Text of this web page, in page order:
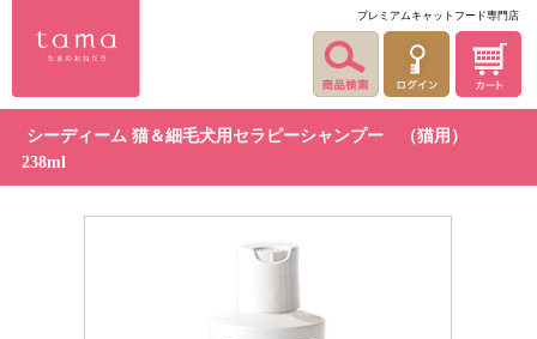
プレミアムキャットフード専門店
シーディーム 猫＆細毛犬用セラピーシャンプー （猫用）
238ml